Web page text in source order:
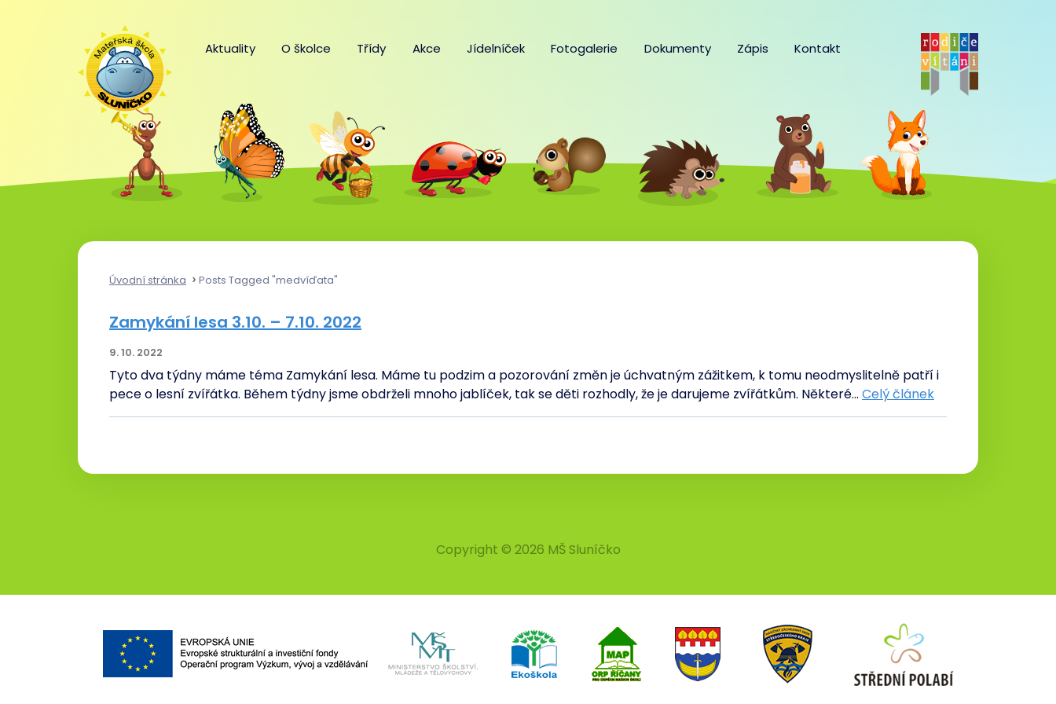
Aktuality O školce Třídy Akce Jídelníček Fotogalerie Dokumenty Zápis Kontakt
Úvodní stránka Posts Tagged "medvíďata"
Zamykání lesa 3.10. – 7.10. 2022
9. 10. 2022
Tyto dva týdny máme téma Zamykání lesa. Máme tu podzim a pozorování změn je úchvatným zážitkem, k tomu neodmyslitelně patří i
pece o lesní zvířátka. Během týdny jsme obdrželi mnoho jablíček, tak se děti rozhodly, že je darujeme zvířátkům. Některé… Celý článek
Copyright © 2026 MŠ Sluníčko